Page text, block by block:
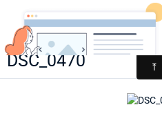
AACCA
Page d'accueil
DSC_0470